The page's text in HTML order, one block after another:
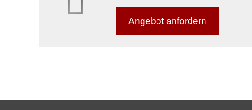
An­ge­bot an­for­dern